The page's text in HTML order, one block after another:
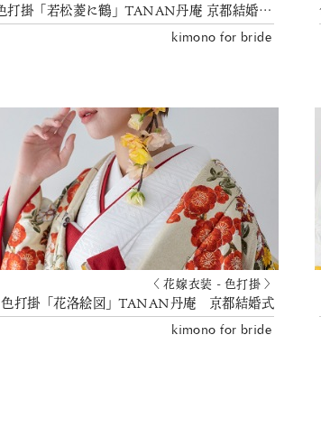
色打掛「若松菱に鶴」TANAN丹庵 京都結婚式 レンタル衣装
kimono for bride
〈 花嫁衣装 - 色打掛 〉
色打掛「花洛絵図」TANAN丹庵 京都結婚式
kimono for bride